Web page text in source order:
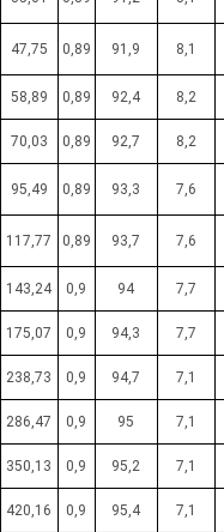
47,75 0,89 91,9 8,1
58,89 0,89 92,4 8,2
70,03 0,89 92,7
8,2
95,49 0,89 93,3 7,6
117,77 0,89 93,7 7,6
143,24 0,9 94 7,7
175,07 0,9 94,3 7,7
238,73 0,9 94,7 7,1
286,47 0,9 95 7,1
350,13 0,9 95,2 7,1
420,16 0,9 95,4
7,1